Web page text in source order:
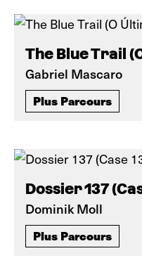
The Blue Trail
Gabriel Mascaro
Plus Parcours
Dossier 137
Dominik Moll
Plus Parcours